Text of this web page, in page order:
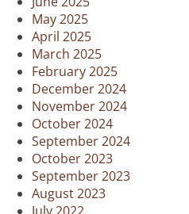
May 2025
April 2025
March 2025
February 2025
December 2024
November 2024
October 2024
September 2024
October 2023
September 2023
August 2023